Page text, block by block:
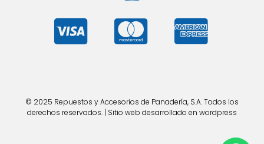
© 2025 Repuestos y Accesorios de Panadería, S.A. Todos los
derechos reservados. | Sitio web desarrollado en wordpress